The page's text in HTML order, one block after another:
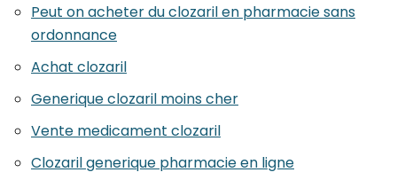
Peut on acheter du clozaril en pharmacie sans
ordonnance
Achat clozaril
Generique clozaril moins cher
Vente medicament clozaril
Clozaril generique pharmacie en ligne